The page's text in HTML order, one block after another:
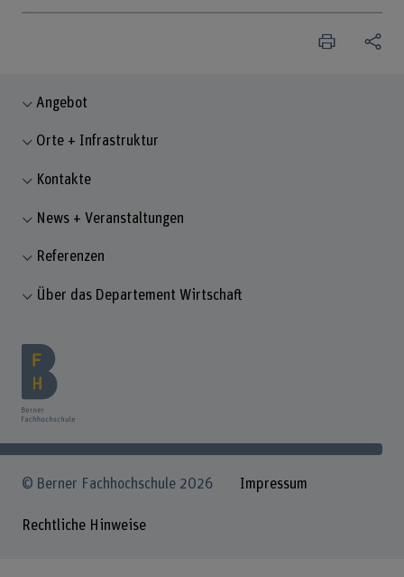
Angebot
Orte + Infrastruktur
Kontakte
News + Veranstaltungen
Referenzen
Über das Departement Wirtschaft
© Berner Fachhochschule 2026 Impressum
Rechtliche Hinweise